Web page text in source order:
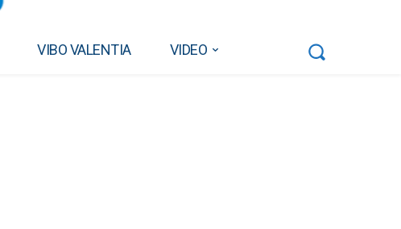
VIBO VALENTIA VIDEO